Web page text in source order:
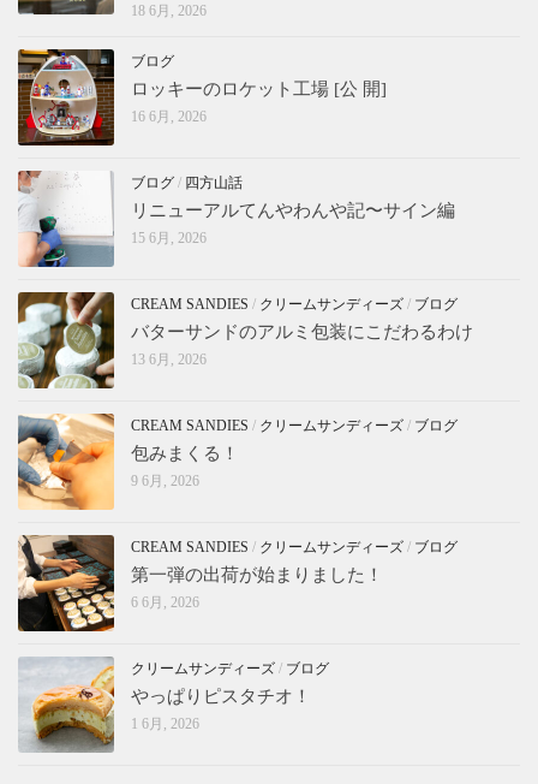
18 6月, 2026
ブログ
ロッキーのロケット工場 [公 開]
16 6月, 2026
ブログ / 四方山話
リニューアルてんやわんや記〜サイン編
15 6月, 2026
CREAM SANDIES / クリームサンディーズ / ブログ
バターサンドのアルミ包装にこだわるわけ
13 6月, 2026
CREAM SANDIES / クリームサンディーズ / ブログ
包みまくる！
9 6月, 2026
CREAM SANDIES / クリームサンディーズ / ブログ
第一弾の出荷が始まりました！
6 6月, 2026
クリームサンディーズ / ブログ
やっぱりピスタチオ！
1 6月, 2026